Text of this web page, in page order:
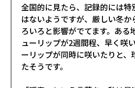
全国的に見たら、記録的には特
はないようですが、厳しい冬か
ろいろと影響がでてます。ある
ューリップが2週間程、早く咲
ーリップが同時に咲いたりと、
たそうです。